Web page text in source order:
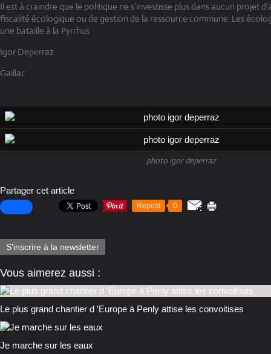
Il est à craindre que le politique ne s’investisse plus dans aucun projet
fiscalité écologique ou de gestion de la ressource commune. Les
une bataille à la Pyrrhus
Igor Deperraz
Gaillac
photo igor deperraz
Partager cet article
Repost 0
S'inscrire à la newsletter
Vous aimerez aussi :
Le plus grand chantier d 'Europe à Penly attise les convoitises
Je marche sur les eaux